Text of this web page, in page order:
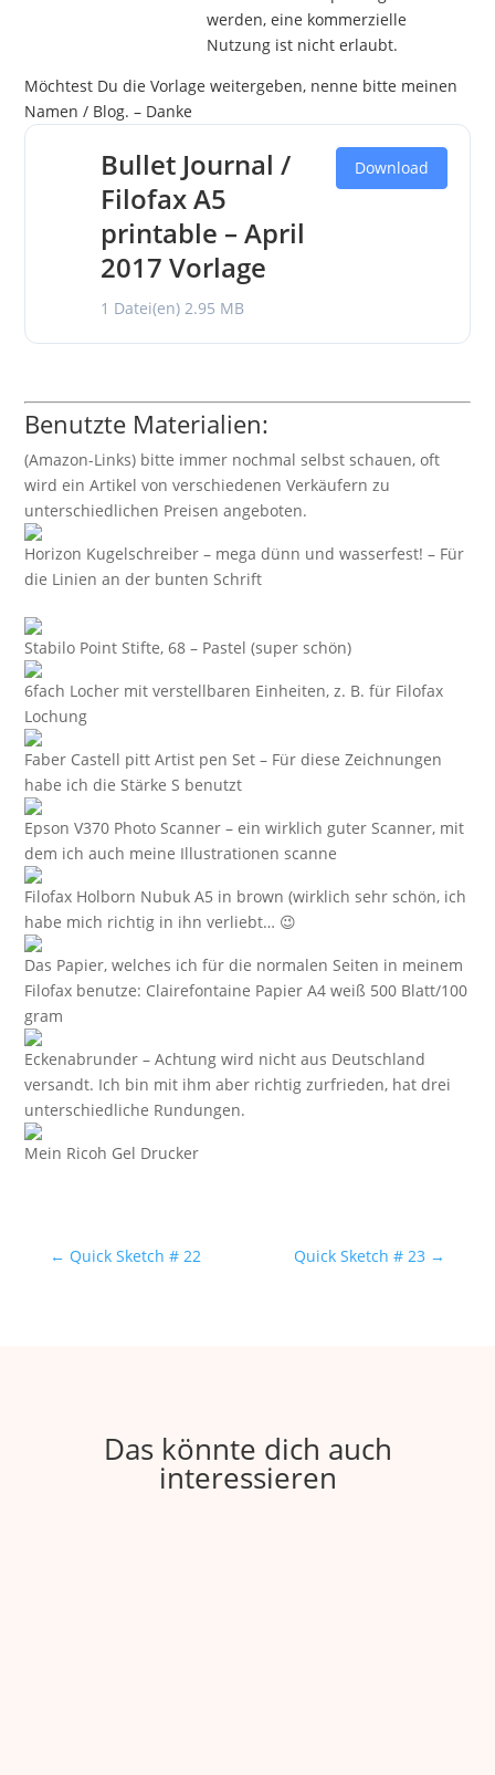
werden, eine kommerzielle
Nutzung ist nicht erlaubt.
Möchtest Du die Vorlage weitergeben, nenne bitte meinen
Namen / Blog. – Danke
Bullet Journal /
Filofax A5
printable – April
2017 Vorlage
1 Datei(en) 2.95 MB
Download
Benutzte Materialien:
(Amazon-Links) bitte immer nochmal selbst schauen, oft
wird ein Artikel von verschiedenen Verkäufern zu
unterschiedlichen Preisen angeboten.
Horizon Kugelschreiber – mega dünn und wasserfest! – Für
die Linien an der bunten Schrift
Stabilo Point Stifte, 68 – Pastel (super schön)
6fach Locher mit verstellbaren Einheiten, z. B. für Filofax
Lochung
Faber Castell pitt Artist pen Set – Für diese Zeichnungen
habe ich die Stärke S benutzt
Epson V370 Photo Scanner – ein wirklich guter Scanner, mit
dem ich auch meine Illustrationen scanne
Filofax Holborn Nubuk A5 in brown (wirklich sehr schön, ich
habe mich richtig in ihn verliebt… 😉
Das Papier, welches ich für die normalen Seiten in meinem
Filofax benutze: Clairefontaine Papier A4 weiß 500 Blatt/100
gram
Eckenabrunder – Achtung wird nicht aus Deutschland
versandt. Ich bin mit ihm aber richtig zurfrieden, hat drei
unterschiedliche Rundungen.
Mein Ricoh Gel Drucker
← Quick Sketch # 22 Quick Sketch # 23 →
Das könnte dich auch
interessieren